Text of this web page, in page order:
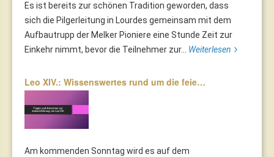
Es ist bereits zur schönen Tradition geworden, dass
sich die Pilgerleitung in Lourdes gemeinsam mit dem
Aufbautrupp der Melker Pioniere eine Stunde Zeit zur
Einkehr nimmt, bevor die Teilnehmer zur... Weiterlesen
Leo XIV.: Wissenswertes rund um die feie…
Am kommenden Sonntag wird es auf dem